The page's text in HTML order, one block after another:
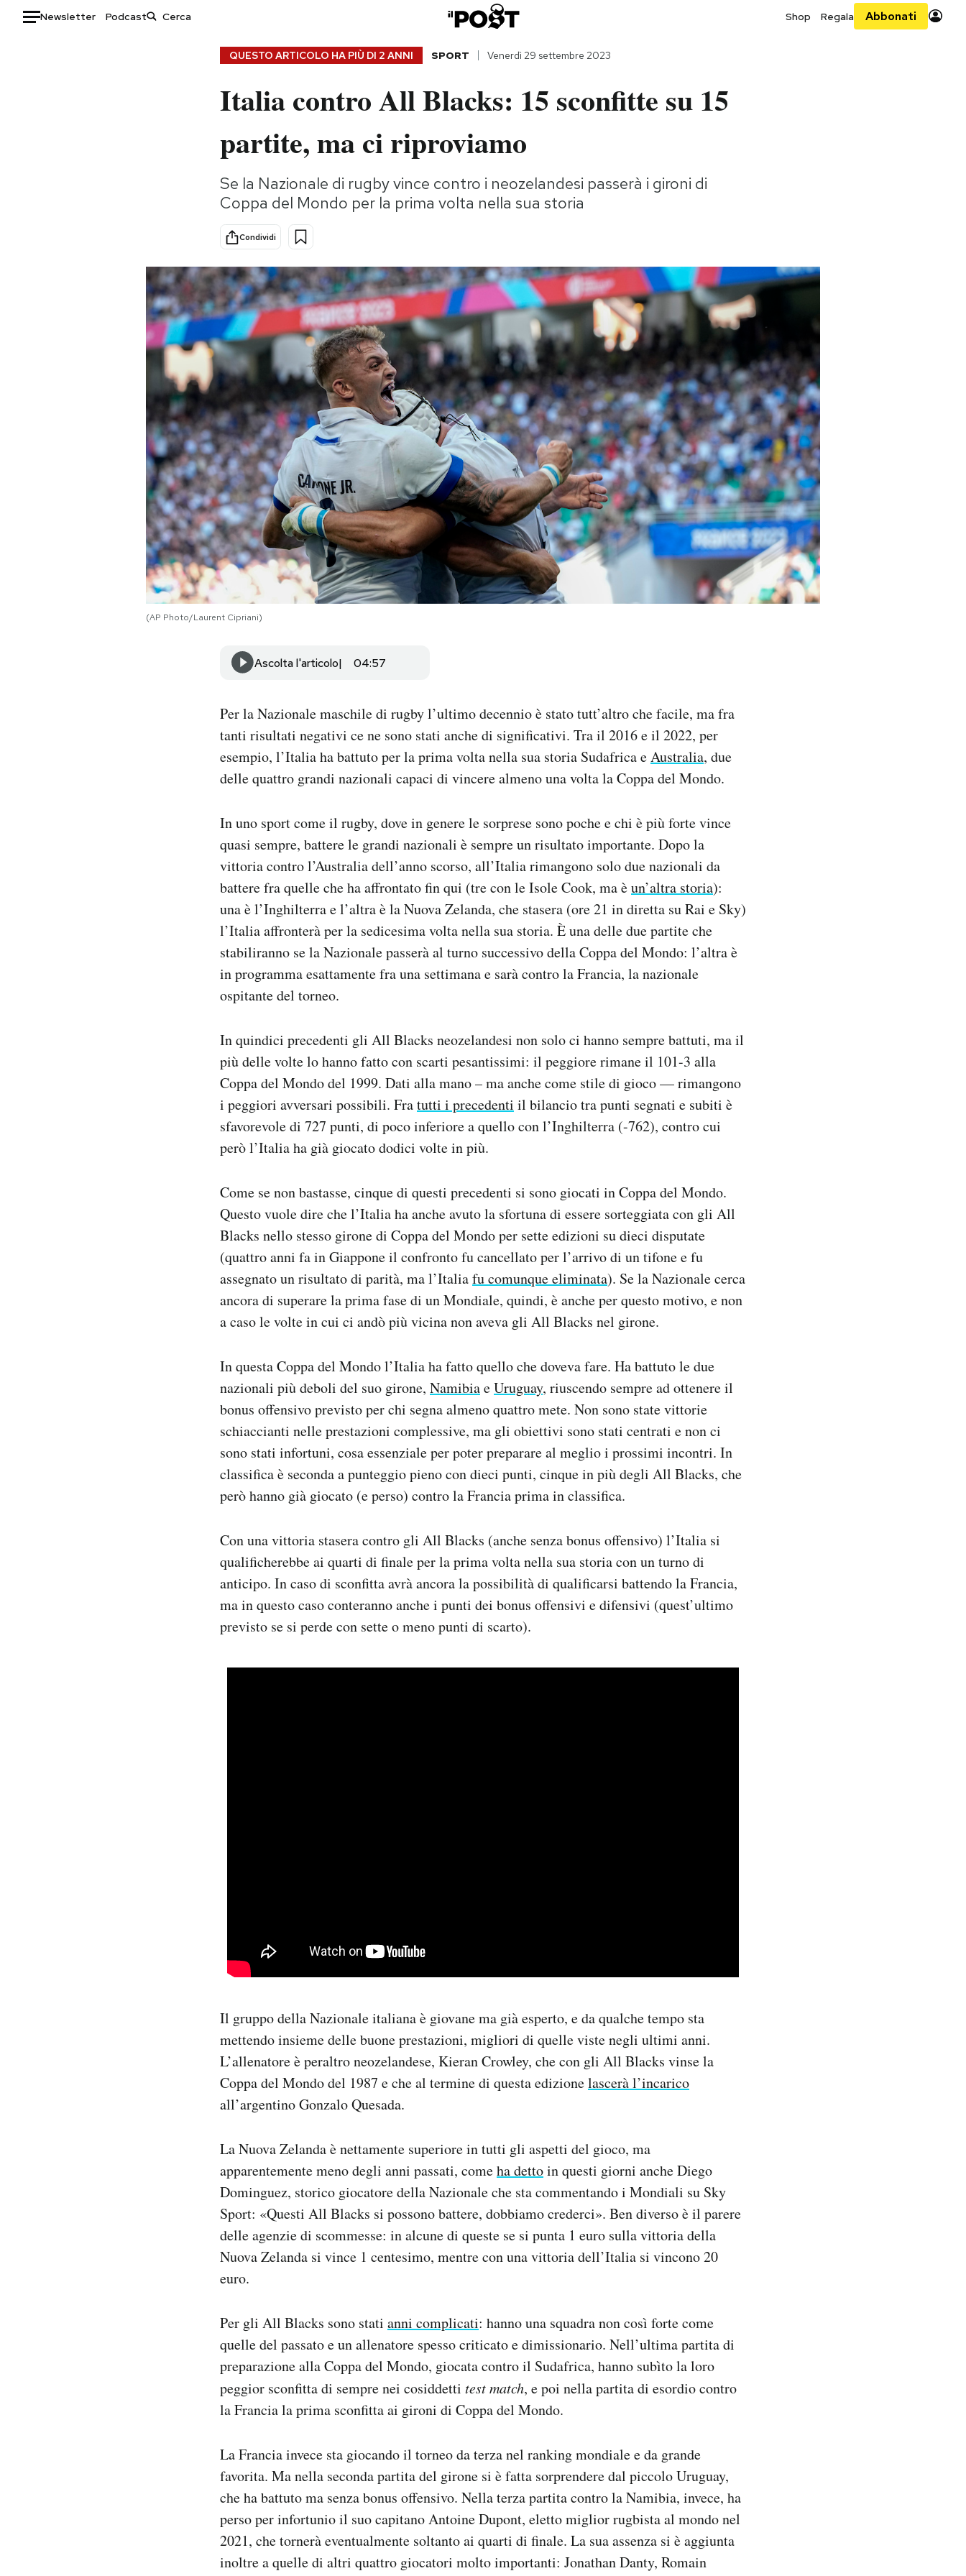
Newsletter Podcast Shop Regala Abbonati
Consumismi
Storie/Idee
Ok Boomer!
Altrecose
Mondiali calcio 2026
QUESTO ARTICOLO HA PIÙ DI 2 ANNI SPORT Venerdì 29 settembre 2023
Italia contro All Blacks: 15 sconfitte su 15
partite, ma ci riproviamo
Se la Nazionale di rugby vince contro i neozelandesi passerà i gironi di
Coppa del Mondo per la prima volta nella sua storia
Condividi
(AP Photo/Laurent Cipriani)
Ascolta l'articolo 04:57
Per la Nazionale maschile di rugby l’ultimo decennio è stato tutt’altro che facile, ma fra
tanti risultati negativi ce ne sono stati anche di significativi. Tra il 2016 e il 2022, per
esempio, l’Italia ha battuto per la prima volta nella sua storia Sudafrica eAustralia, due
delle quattro grandi nazionali capaci di vincere almeno una volta la Coppa del Mondo.
In uno sport come il rugby, dove in genere le sorprese sono poche e chi è più forte vince
quasi sempre, battere le grandi nazionali è sempre un risultato importante. Dopo la
vittoria contro l’Australia dell’anno scorso, all’Italia rimangono solo due nazionali da
battere fra quelle che ha affrontato fin qui (tre con le Isole Cook, ma èun’altra storia):
una è l’Inghilterra e l’altra è la Nuova Zelanda, che stasera (ore 21 in diretta su Rai e Sky)
l’Italia affronterà per la sedicesima volta nella sua storia. È una delle due partite che
stabiliranno se la Nazionale passerà al turno successivo della Coppa del Mondo: l’altra è
in programma esattamente fra una settimana e sarà contro la Francia, la nazionale
ospitante del torneo.
In quindici precedenti gli All Blacks neozelandesi non solo ci hanno sempre battuti, ma il
più delle volte lo hanno fatto con scarti pesantissimi: il peggiore rimane il 101-3 alla
Coppa del Mondo del 1999. Dati alla mano – ma anche come stile di gioco — rimangono
i peggiori avversari possibili. Fratutti i precedenti il bilancio tra punti segnati e subiti è
sfavorevole di 727 punti, di poco inferiore a quello con l’Inghilterra (-762), contro cui
però l’Italia ha già giocato dodici volte in più.
Come se non bastasse, cinque di questi precedenti si sono giocati in Coppa del Mondo.
Questo vuole dire che l’Italia ha anche avuto la sfortuna di essere sorteggiata con gli All
Blacks nello stesso girone di Coppa del Mondo per sette edizioni su dieci disputate
(quattro anni fa in Giappone il confronto fu cancellato per l’arrivo di un tifone e fu
assegnato un risultato di parità, ma l’Italiafu comunque eliminata). Se la Nazionale cerca
ancora di superare la prima fase di un Mondiale, quindi, è anche per questo motivo, e non
a caso le volte in cui ci andò più vicina non aveva gli All Blacks nel girone.
In questa Coppa del Mondo l’Italia ha fatto quello che doveva fare. Ha battuto le due
nazionali più deboli del suo girone, NamibiaeUruguay, riuscendo sempre ad ottenere il
bonus offensivo previsto per chi segna almeno quattro mete. Non sono state vittorie
schiaccianti nelle prestazioni complessive, ma gli obiettivi sono stati centrati e non ci
sono stati infortuni, cosa essenziale per poter preparare al meglio i prossimi incontri. In
classifica è seconda a punteggio pieno con dieci punti, cinque in più degli All Blacks, che
però hanno già giocato (e perso) contro la Francia prima in classifica.
Con una vittoria stasera contro gli All Blacks (anche senza bonus offensivo) l’Italia si
qualificherebbe ai quarti di finale per la prima volta nella sua storia con un turno di
anticipo. In caso di sconfitta avrà ancora la possibilità di qualificarsi battendo la Francia,
ma in questo caso conteranno anche i punti dei bonus offensivi e difensivi (quest’ultimo
previsto se si perde con sette o meno punti di scarto).
Il gruppo della Nazionale italiana è giovane ma già esperto, e da qualche tempo sta
mettendo insieme delle buone prestazioni, migliori di quelle viste negli ultimi anni.
L’allenatore è peraltro neozelandese, Kieran Crowley, che con gli All Blacks vinse la
Coppa del Mondo del 1987 e che al termine di questa edizionelascerà l’incarico
all’argentino Gonzalo Quesada.
La Nuova Zelanda è nettamente superiore in tutti gli aspetti del gioco, ma
apparentemente meno degli anni passati, comeha dettoin questi giorni anche Diego
Dominguez, storico giocatore della Nazionale che sta commentando i Mondiali su Sky
Sport: «Questi All Blacks si possono battere, dobbiamo crederci». Ben diverso è il parere
delle agenzie di scommesse: in alcune di queste se si punta 1 euro sulla vittoria della
Nuova Zelanda si vince 1 centesimo, mentre con una vittoria dell’Italia si vincono 20
euro.
Per gli All Blacks sono stati anni complicati: hanno una squadra non così forte come
quelle del passato e un allenatore spesso criticato e dimissionario. Nell’ultima partita di
preparazione alla Coppa del Mondo, giocata contro il Sudafrica, hanno subìto la loro
peggior sconfitta di sempre nei cosiddetti test match, e poi nella partita di esordio contro
la Francia la prima sconfitta ai gironi di Coppa del Mondo.
La Francia invece sta giocando il torneo da terza nel ranking mondiale e da grande
favorita. Ma nella seconda partita del girone si è fatta sorprendere dal piccolo Uruguay,
che ha battuto ma senza bonus offensivo. Nella terza partita contro la Namibia, invece, ha
perso per infortunio il suo capitano Antoine Dupont, eletto miglior rugbista al mondo nel
2021, che tornerà eventualmente soltanto ai quarti di finale. La sua assenza si è aggiunta
inoltre a quelle di altri quattro giocatori molto importanti: Jonathan Danty, Romain